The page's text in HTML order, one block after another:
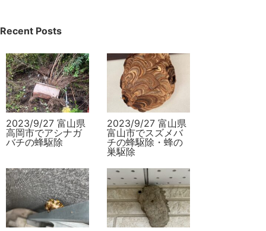
Recent Posts
2023/9/27 富山県
高岡市でアシナガ
バチの蜂駆除
2023/9/27 富山県
富山市でスズメバ
チの蜂駆除・蜂の
巣駆除